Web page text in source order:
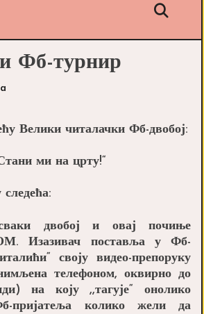
Фб-турнир
Велики читалачки Фб-двобој:
ми на црту!“
двобој и овај почиње
.Изазивач поставља у Фб-
своју видео-препоруку
телефоном, оквирно до
на коју ,,тагује“ онолико
пријатеља колико жели да